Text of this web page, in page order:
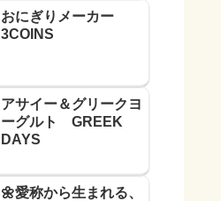
おにぎりメーカー
3COINS
アサイー＆グリークヨ
ーグルト GREEK
DAYS
🌼愛称から生まれる、